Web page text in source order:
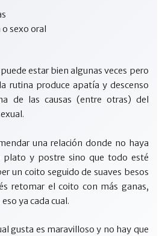
sexo oral
estar bien algunas veces pero
rutina produce apatía y descenso
de las causas (entre otras) del
una relación donde no haya
plato y postre sino que todo esté
un coito seguido de suaves besos
retomar el coito con más ganas,
ya cada cual.
es maravilloso y no hay que